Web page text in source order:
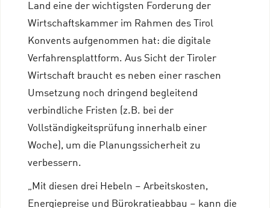
Land eine der wichtigsten Forderung der
Wirtschaftskammer im Rahmen des Tirol
Konvents aufgenommen hat: die digitale
Verfahrensplattform. Aus Sicht der Tiroler
Wirtschaft braucht es neben einer raschen
Umsetzung noch dringend begleitend
verbindliche Fristen (z.B. bei der
Vollständigkeitsprüfung innerhalb einer
Woche), um die Planungssicherheit zu
verbessern.
„Mit diesen drei Hebeln – Arbeitskosten,
Energiepreise und Bürokratieabbau – kann die